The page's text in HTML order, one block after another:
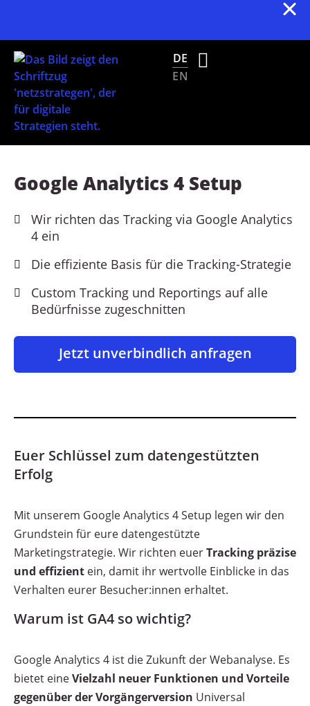
ri Wir sind Gewinner des German Web Awards 2025
DE
EN
Google Analytics 4 Setup
Wir richten das Tracking via Google Analytics
4 ein
Die effiziente Basis für die Tracking-Strategie
Custom Tracking und Reportings auf alle
Bedürfnisse zugeschnitten
Jetzt unverbindlich anfragen
Euer Schlüssel zum datengestützten
Erfolg
Mit unserem Google Analytics 4 Setup legen wir den
Grundstein für eure datengestützte
Marketingstrategie. Wir richten euerTracking präzise
und effizient ein, damit ihr wertvolle Einblicke in das
Verhalten eurer Besucher:innen erhaltet.
Warum ist GA4 so wichtig?
Google Analytics 4 ist die Zukunft der Webanalyse. Es
bietet eineVielzahl neuer Funktionen und Vorteile
gegenüber der Vorgängerversion Universal